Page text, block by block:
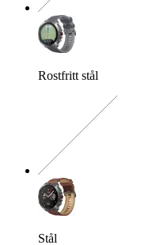
Rostfritt stål
Stål